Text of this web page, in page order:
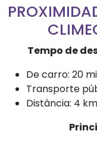
Tempo de
De carro: 20
Transporte
Distância: 4 km